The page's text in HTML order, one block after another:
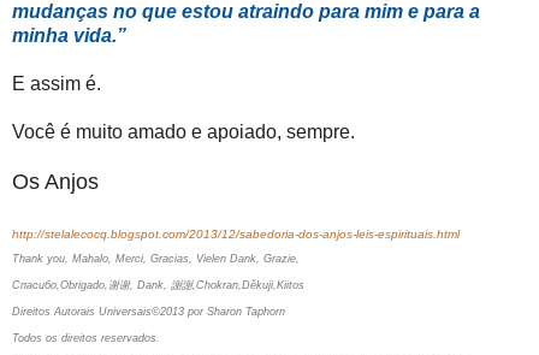
mudanças no que estou atraindo para mim e para a
minha vida.”
E assim é.
Você é muito amado e apoiado, sempre.
Os Anjos
http://stelalecocq.blogspot.com/2013/12/sabedoria-dos-anjos-leis-espirituais.html
Thank you, Mahalo, Merci, Gracias, Vielen Dank, Grazie,
Спасибо,Obrigado,谢谢, Dank, 謝謝,Chokran,Děkuji,Kiitos
Direitos Autorais Universais©2013 por Sharon Taphorn
Todos os direitos reservados.